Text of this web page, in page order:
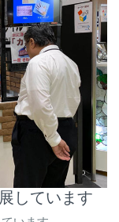
しています